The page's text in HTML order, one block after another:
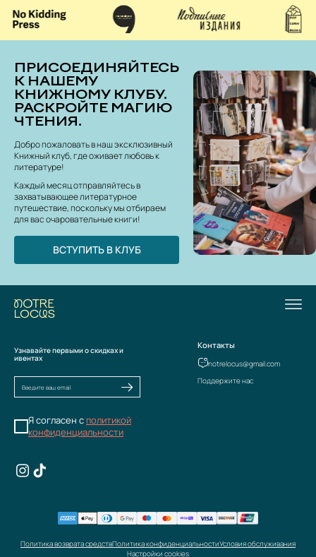
ПРИСОЕДИНЯЙТЕСЬ
К НАШЕМУ
КНИЖНОМУ КЛУБУ.
РАСКРОЙТЕ МАГИЮ
ЧТЕНИЯ.
Добро пожаловать в наш эксклюзивный
Книжный клуб, где оживает любовь к
литературе!
Каждый месяц отправляйтесь в
захватывающее литературное
путешествие, поскольку мы отбираем
для вас очаровательные книги!
ВСТУПИТЬ В КЛУБ
Узнавайте первыми о скидках и
ивентах
Я согласен с политикой
конфиденциальности
Контакты
notrelocus@gmail.com
Поддержите нас
Политика возврата средствПолитика конфиденциальностиУсловия обслуживания
Настройки cookies